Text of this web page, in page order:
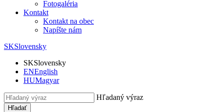
Fotogaléria
Kontakt
Kontakt na obec
Napíšte nám
SKSlovensky
SKSlovensky
ENEnglish
HUMagyar
Hľadaný výraz
Hľadať